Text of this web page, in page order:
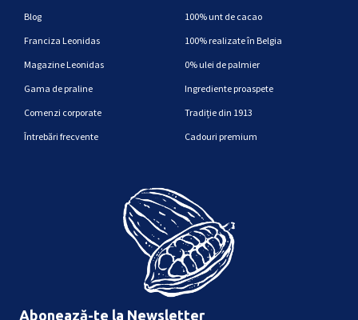
Blog
Franciza Leonidas
Magazine Leonidas
Gama de praline
Comenzi corporate
Întrebări frecvente
100% unt de cacao
100% realizate în Belgia
0% ulei de palmier
Ingrediente proaspete
Tradiție din 1913
Cadouri premium
Abonează-te la Newsletter